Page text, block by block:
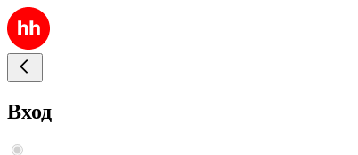
Вход